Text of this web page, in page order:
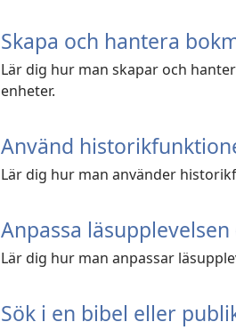
Skapa och hantera
Lär dig hur man skapar och
enheter.
Använd
Lär dig hur man använder
Anpassa läsupplevelsen
Lär dig hur man anpassar
Sök i en bibel eller